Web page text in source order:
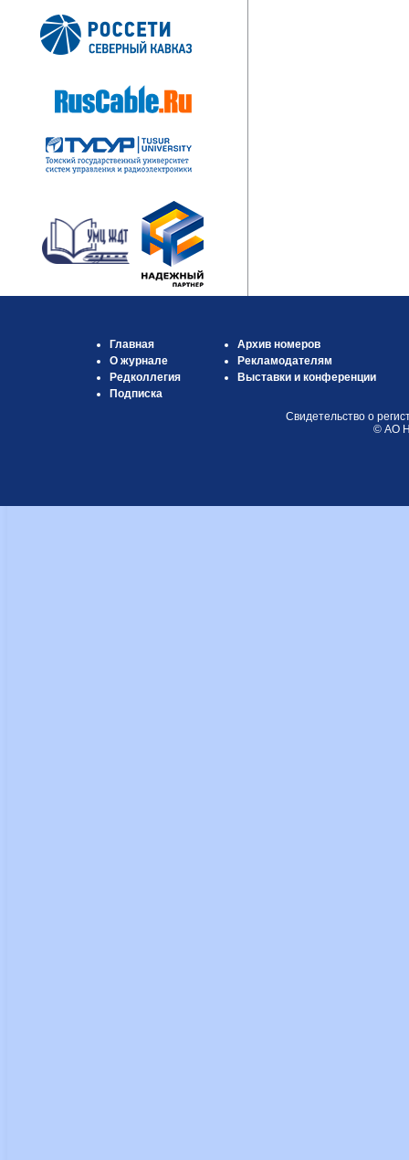
Главная
О журнале
Редколлегия
Подписка
Архив номеров
Рекламодателям
Выставки и конференции
Свидетельство о
© АО